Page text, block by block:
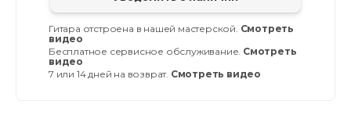
Гитара отстроена в нашей мастерской. Смотреть
видео
Бесплатное сервисное обслуживание. Смотреть
видео
7 или 14 дней на возврат. Смотреть видео